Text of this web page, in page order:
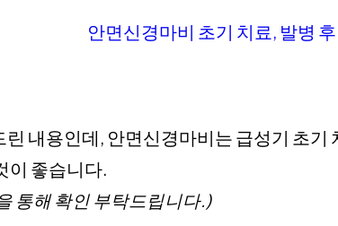
안면신경마비 초기 치료, 발병
내용인데, 안면신경마비는 급성기 초
이 좋습니다.
통해 확인 부탁드립니다.)